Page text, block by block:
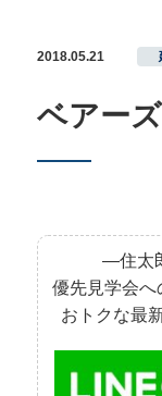
2018.05.21
ベアー
―住太
優先見学会へ
おトクな最